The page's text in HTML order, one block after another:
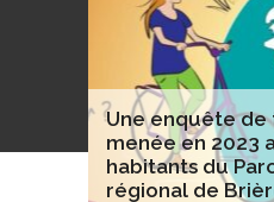
Une enquête de
menée en 2023
habitants du
régional de